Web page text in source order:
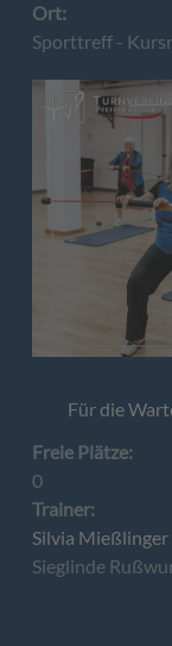
Ort:
Sporttreff -
Für die
Freie Plätze:
0
Trainer:
Silvia Mießlinger
Sieglinde